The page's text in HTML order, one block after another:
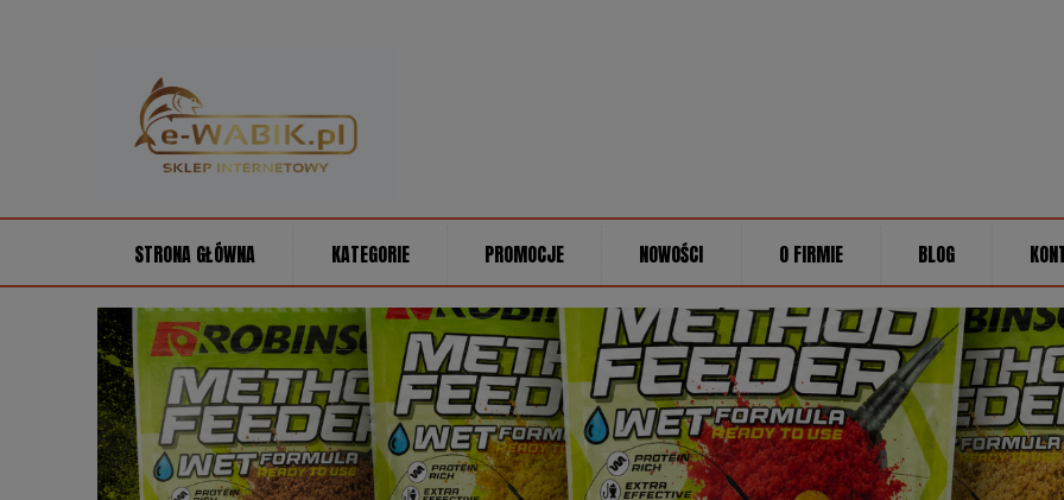
STRONA GŁÓWNA KATEGORIE PROMOCJE NOWOŚCI O FIRMIE BLOG